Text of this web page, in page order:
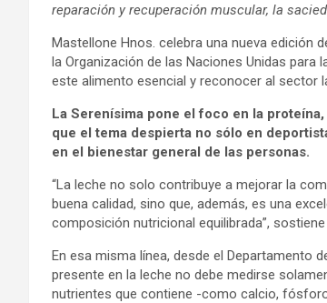
reparación y recuperación muscular, la
Mastellone Hnos. celebra una nueva edición
la Organización de las Naciones Unidas para
este alimento esencial y reconocer al sector
La Serenísima pone el foco en la
que el tema despierta no sólo en
en el bienestar general de las personas.
“La leche no solo contribuye a mejorar la
buena calidad, sino que, además, es una
composición nutricional equilibrada”,
En esa misma línea, desde el Departamento
presente en la leche no debe medirse
nutrientes que contiene -como calcio,